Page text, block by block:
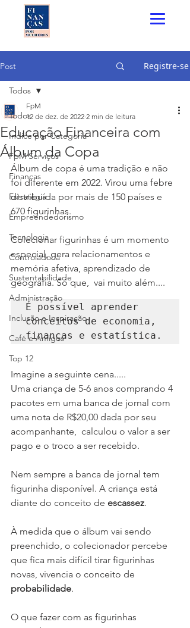
Post Registre-se
Todos
Índice por Categoria
FpM Serviços
Finanças
Estratégia
Empreendedorismo
Tecnologia
Controladoria
Sustentabilidade
Administração
Inclusão e Inspiração
Café e Amigos
Top 12
Todos
Educação Financeira com
Álbum da Copa
FpM
12 de dez. de 2022 2 min de leitura
Álbum de copa é uma tradição e não
foi diferente em 2022. Virou uma febre
distribuída por mais de 150 países e
670 figurinhas.
Colecionar figurinhas é um momento
especial, gera relacionamentos e
memória afetiva, aprendizado de
geografia. Só que,  vai muito além....
É possível aprender
conceitos de economia,
finanças e estatística.
Imagine a seguinte cena.....
Uma criança de 5-6 anos comprando 4
pacotes em uma banca de jornal com
uma nota de R$20,00 dada por seu
acompanhante,  calculou o valor a ser
pago e o troco a ser recebido.
Nem sempre a banca de jornal tem
figurinha disponível. A criança está
diante do conceito de escassez.
À medida que o álbum vai sendo
preenchido, o colecionador percebe
que fica mais difícil tirar figurinhas
novas, vivencia o conceito de
probabilidade.
O que fazer com as figurinhas